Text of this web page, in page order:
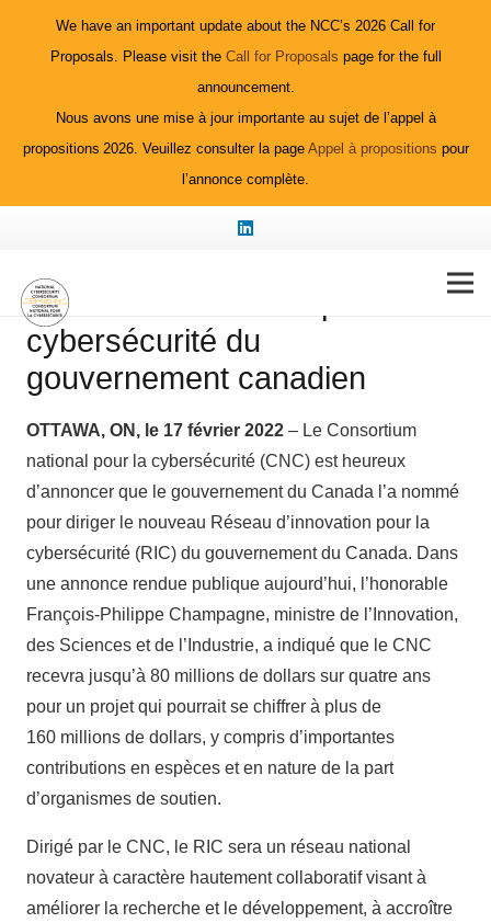
We have an important update about the NCC’s 2026 Call for
Proposals. Please visit the Call for Proposals page for the full
announcement.
Nous avons une mise à jour importante au sujet de l’appel à
propositions 2026. Veuillez consulter la page Appel à propositions pour
l’annonce complète.
Le Consortium national pour la
cybersécurité est nommé par
le gouvernement du Canada
Réseau d’innovation pour la
cybersécurité du
gouvernement canadien
OTTAWA, ON, le 17 février 2022 – Le Consortium
national pour la cybersécurité (CNC) est heureux
d’annoncer que le gouvernement du Canada l’a nommé
pour diriger le nouveau Réseau d’innovation pour la
cybersécurité (RIC) du gouvernement du Canada. Dans
une annonce rendue publique aujourd’hui, l’honorable
François-Philippe Champagne, ministre de l’Innovation,
des Sciences et de l’Industrie, a indiqué que le CNC
recevra jusqu’à 80 millions de dollars sur quatre ans
pour un projet qui pourrait se chiffrer à plus de
160 millions de dollars, y compris d’importantes
contributions en espèces et en nature de la part
d’organismes de soutien.
Dirigé par le CNC, le RIC sera un réseau national
novateur à caractère hautement collaboratif visant à
améliorer la recherche et le développement, à accroître